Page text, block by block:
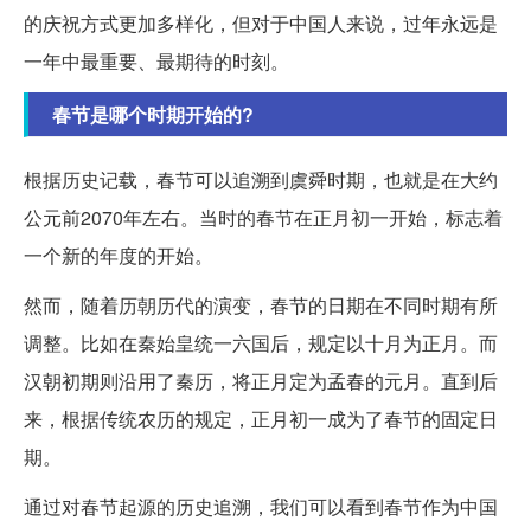
的庆祝方式更加多样化，但对于中国人来说，过年永远是
一年中最重要、最期待的时刻。
春节是哪个时期开始的?
根据历史记载，春节可以追溯到虞舜时期，也就是在大约
公元前2070年左右。当时的春节在正月初一开始，标志着
一个新的年度的开始。
然而，随着历朝历代的演变，春节的日期在不同时期有所
调整。比如在秦始皇统一六国后，规定以十月为正月。而
汉朝初期则沿用了秦历，将正月定为孟春的元月。直到后
来，根据传统农历的规定，正月初一成为了春节的固定日
期。
通过对春节起源的历史追溯，我们可以看到春节作为中国